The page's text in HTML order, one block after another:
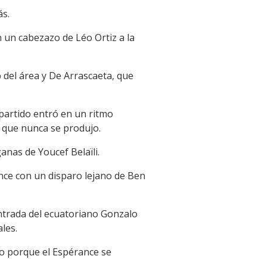
cabezazo de Léo Ortiz a la
área y De Arrascaeta, que
entró en un ritmo
nunca se produjo.
de Youcef Belaïli.
con un disparo lejano de Ben
del ecuatoriano Gonzalo
porque el Espérance se